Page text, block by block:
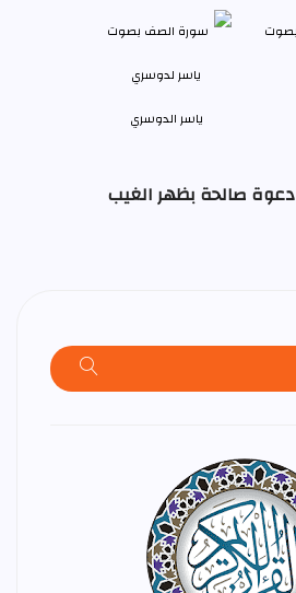
ياسر الدوسري
دعوة صالحة بظهر الغيب